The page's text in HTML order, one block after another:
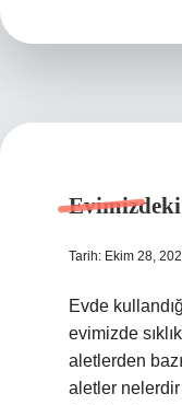
Tarih: Ekim 28,
Evde
evimizde
aletlerden
aletler nelerdir